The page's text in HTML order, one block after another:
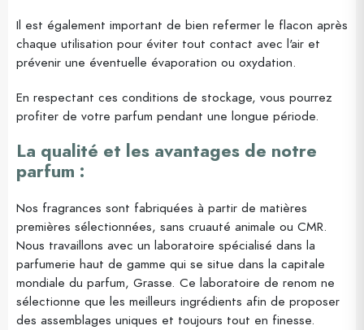
Il est également important de bien refermer le flacon après
chaque utilisation pour éviter tout contact avec l'air et
prévenir une éventuelle évaporation ou oxydation.
En respectant ces conditions de stockage, vous pourrez
profiter de votre parfum pendant une longue période.
La qualité et les avantages de notre
parfum :
Nos fragrances sont fabriquées à partir de matières
premières sélectionnées, sans cruauté animale ou CMR.
Nous travaillons avec un laboratoire spécialisé dans la
parfumerie haut de gamme qui se situe dans la capitale
mondiale du parfum, Grasse. Ce laboratoire de renom ne
sélectionne que les meilleurs ingrédients afin de proposer
des assemblages uniques et toujours tout en finesse.